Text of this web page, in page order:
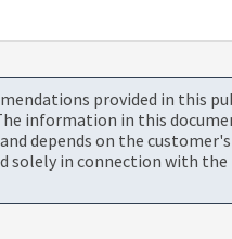
provided in this
information in this
depends on the
solely in connection with the